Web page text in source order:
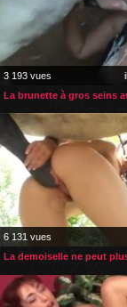
3 193 vues
6 131 vues